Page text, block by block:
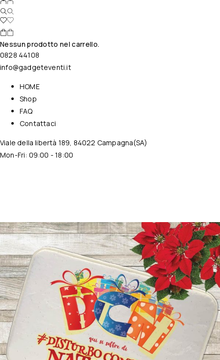
Nessun prodotto nel carrello.
0828 44108
info@gadgeteventi.it
HOME
Shop
FAQ
Contattaci
Viale della libertà 189, 84022 Campagna(SA)
Mon-Fri: 09:00 - 18:00